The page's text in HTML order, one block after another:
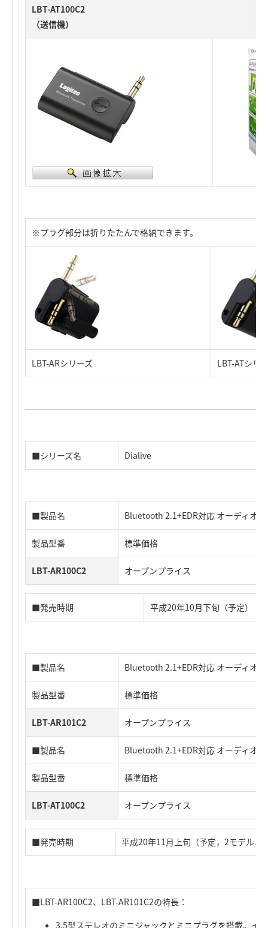
LBT-AT100C2
（送信機）
※プラグ部分は折りたたんで格納できます。
LBT-ARシリーズ LBT-ATシリ
■シリーズ名 Dialive
■製品名 Bluetooth 2.1+EDR対応 オーディオ
製品型番 標準価格
LBT-AR100C2 オープンプライス
■発売時期 平成20年10月下旬（予定）
■製品名 Bluetooth 2.1+EDR対応 オーディオ
製品型番 標準価格
LBT-AR101C2 オープンプライス
■製品名 Bluetooth 2.1+EDR対応 オーディオ
製品型番 標準価格
LBT-AT100C2 オープンプライス
■発売時期 平成20年11月上旬（予定，2モデルと
■LBT-AR100C2、LBT-AR101C2の特長：
3.5型ステレオのミニジャックとミニプラグを搭載。イ